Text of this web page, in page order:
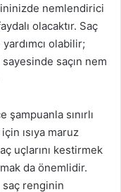
nemlendirici
olacaktır. Saç
olabilir;
saçın nem
sınırlı
ısıya maruz
uçlarını kestirmek
da önemlidir.
saç renginin